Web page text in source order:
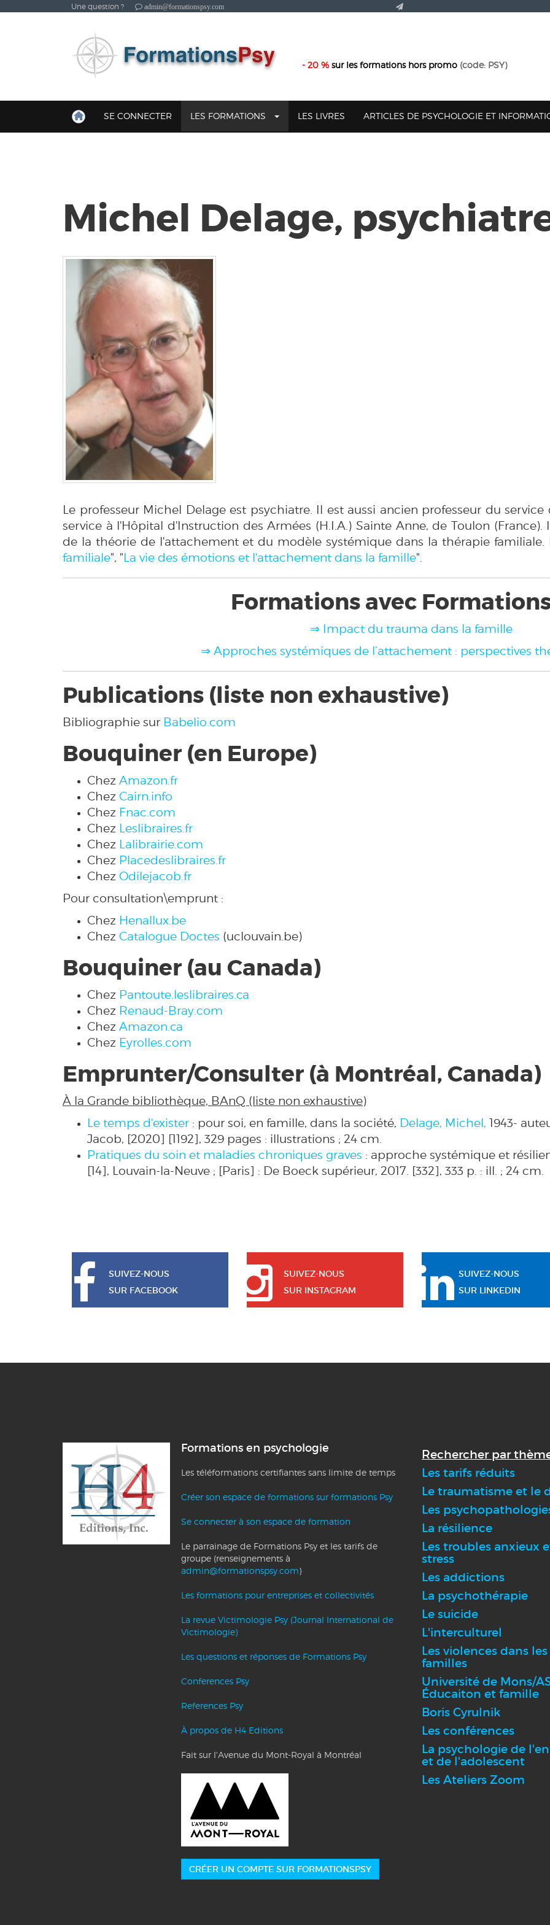
Une question ? admin@formationspsy.com
- 20 %sur les formations hors promo (code: PSY)
SE CONNECTER LES FORMATIONS LES LIVRES ARTICLES DE PSYCHOLOGIE ET
Michel Delage,
Le professeur Michel Delage est psychiatre. Il est aussi ancien professeur du
service à l'Hôpital d'Instruction des Armées (H.I.A.) Sainte Anne, de Toulon
de la théorie de l'attachement et du modèle systémique dans la thérapie
familiale", "La vie des émotions et l'attachement dans la famille".
Formations avec
⇒ Impact du trauma dans la famille
⇒ Approches systémiques de l’attachement : perspectives
Publications (liste non exhaustive)
Bibliographie sur Babelio.com
Bouquiner (en Europe)
Chez Amazon.fr
Chez Cairn.info
Chez Fnac.com
Chez Leslibraires.fr
Chez Lalibrairie.com
Chez Placedeslibraires.fr
Chez Odilejacob.fr
Pour consultation\emprunt :
Chez Henallux.be
Chez Catalogue Doctes (uclouvain.be)
Bouquiner (au Canada)
Chez Pantoute.leslibraires.ca
Chez Renaud-Bray.com
Chez Amazon.ca
Chez Eyrolles.com
Emprunter/Consulter (à Montréal, Canada)
À la Grande bibliothèque, BAnQ (liste non exhaustive)
Le temps d'exister : pour soi, en famille, dans la société, Delage, Michel, 1943-
Jacob, [2020] [1192], 329 pages : illustrations ; 24 cm.
Pratiques du soin et maladies chroniques graves : approche systémique et
[14], Louvain-la-Neuve ; [Paris] : De Boeck supérieur, 2017. [332], 333 p. : ill. ; 24 cm.
SUIVEZ-NOUS
SUR FACEBOOK
SUIVEZ-NOUS
SUR INSTAGRAM
SUIVEZ-NOUS
SUR LINKEDIN
Formations en psychologie
Les téléformations certifiantes sans limite de temps
Créer son espace de formations sur formations Psy
Se connecter à son espace de formation
Le parrainage de Formations Psy et les tarifs de
groupe (renseignements à
admin@formationspsy.com)
Les formations pour entreprises et collectivités
La revue Victimologie Psy (Journal International de
Victimologie)
Les questions et réponses de Formations Psy
Conferences Psy
References Psy
À propos de H4 Editions
Fait sur l'Avenue du Mont-Royal à Montréal
CRÉER UN COMPTE SUR FORMATIONSPSY
Rechercher par
Les tarifs réduits
Le traumatisme et le
Les
La résilience
Les troubles anxieux
stress
Les addictions
La psychothérapie
Le suicide
L'interculturel
Les violences dans les
familles
Université de Mons/
Éducaiton et famille
Boris Cyrulnik
Les conférences
La psychologie de
et de l'adolescent
Les Ateliers Zoom